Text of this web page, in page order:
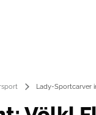
Lady-Sportcarver